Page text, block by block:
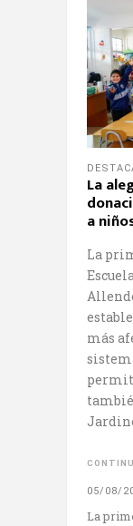
La
a
La
más
05/08/
La